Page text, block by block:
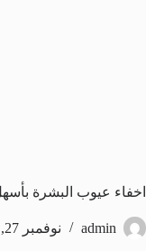
اخفاء عيوب البشرة بأسهل 4
admin نوفمبر 27, 2024